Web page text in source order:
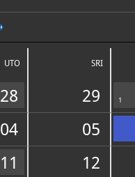
UTO SRI
28 29 1
04
05
11
12